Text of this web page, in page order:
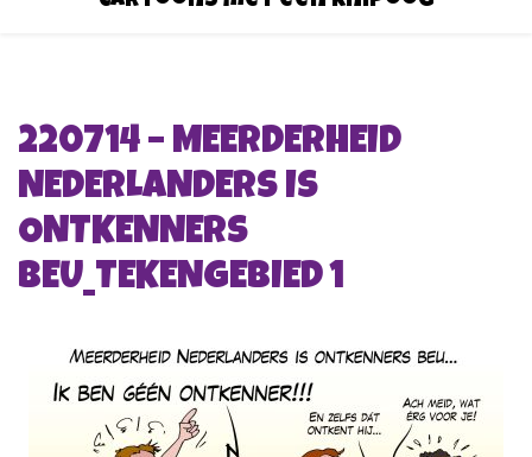
220714 – MEERDERHEID
NEDERLANDERS IS
ONTKENNERS
BEU_TEKENGEBIED 1